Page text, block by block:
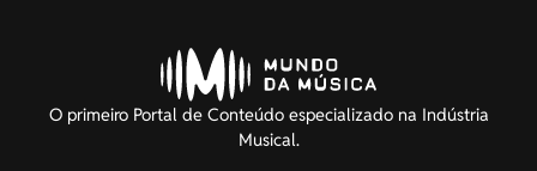
O primeiro Portal de Conteúdo especializado na Indústria
Musical.